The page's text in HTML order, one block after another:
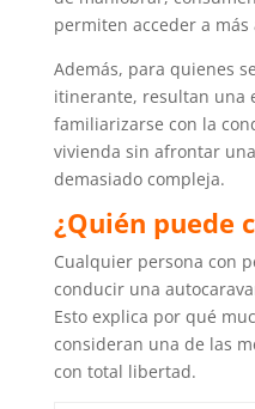
permiten acceder a
Además, para quienes
itinerante, resultan una
familiarizarse con la
vivienda sin afrontar
demasiado compleja.
¿Quién puede
Cualquier persona con
conducir una
Esto explica por qué
consideran una de las
con total libertad.